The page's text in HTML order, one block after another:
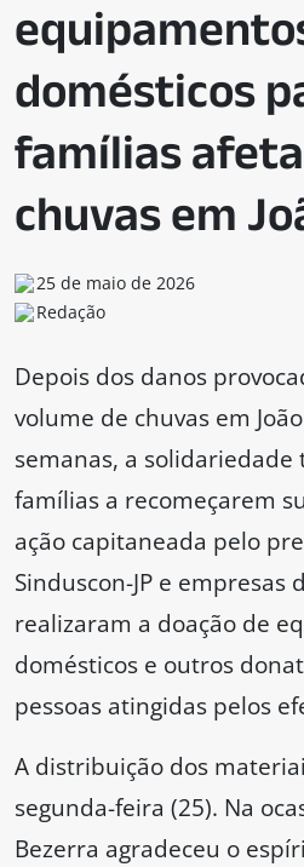
domésticos
famílias
chuvas em
25 de maio de 2026
Redação
Depois dos danos
volume de chuvas em
semanas, a
famílias a recomeçarem
ação capitaneada pelo
Sinduscon-JP e empresas
realizaram a doação de
domésticos e outros
pessoas atingidas pelos
A distribuição dos
segunda-feira (25). Na
Bezerra agradeceu o